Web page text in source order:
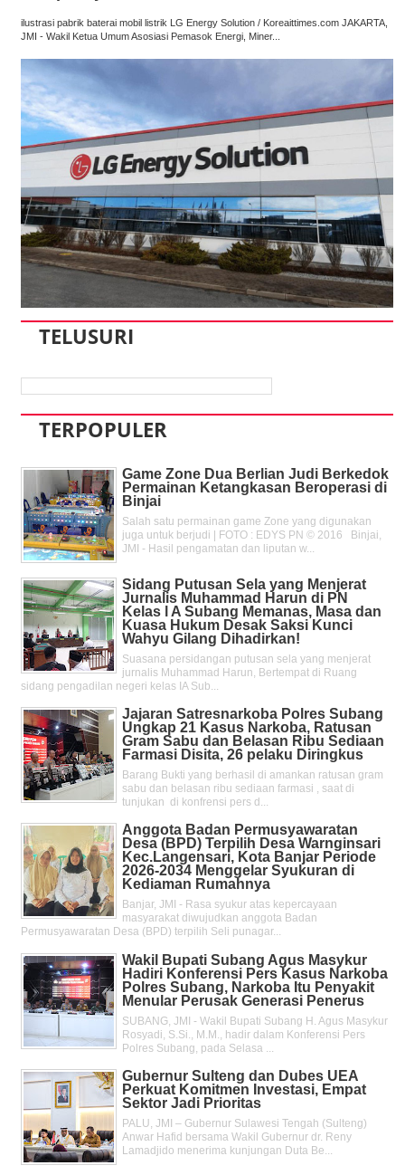
ilustrasi pabrik baterai mobil listrik LG Energy Solution / Koreaittimes.com JAKARTA,
JMI - Wakil Ketua Umum Asosiasi Pemasok Energi, Miner...
TELUSURI
TERPOPULER
Game Zone Dua Berlian Judi Berkedok
Permainan Ketangkasan Beroperasi di
Binjai
Salah satu permainan game Zone yang digunakan
juga untuk berjudi | FOTO : EDYS PN © 2016 Binjai,
JMI - Hasil pengamatan dan liputan w...
Sidang Putusan Sela yang Menjerat
Jurnalis Muhammad Harun di PN
Kelas l A Subang Memanas, Masa dan
Kuasa Hukum Desak Saksi Kunci
Wahyu Gilang Dihadirkan!
Suasana persidangan putusan sela yang menjerat
jurnalis Muhammad Harun, Bertempat di Ruang
sidang pengadilan negeri kelas IA Sub...
Jajaran Satresnarkoba Polres Subang
Ungkap 21 Kasus Narkoba, Ratusan
Gram Sabu dan Belasan Ribu Sediaan
Farmasi Disita, 26 pelaku Diringkus
Barang Bukti yang berhasil di amankan ratusan gram
sabu dan belasan ribu sediaan farmasi , saat di
tunjukan di konfrensi pers d...
Anggota Badan Permusyawaratan
Desa (BPD) Terpilih Desa Warnginsari
Kec.Langensari, Kota Banjar Periode
2026-2034 Menggelar Syukuran di
Kediaman Rumahnya
Banjar, JMI - Rasa syukur atas kepercayaan
masyarakat diwujudkan anggota Badan
Permusyawaratan Desa (BPD) terpilih Seli punagar...
Wakil Bupati Subang Agus Masykur
Hadiri Konferensi Pers Kasus Narkoba
Polres Subang, Narkoba Itu Penyakit
Menular Perusak Generasi Penerus
SUBANG, JMI - Wakil Bupati Subang H. Agus Masykur
Rosyadi, S.Si., M.M., hadir dalam Konferensi Pers
Polres Subang, pada Selasa ...
Gubernur Sulteng dan Dubes UEA
Perkuat Komitmen Investasi, Empat
Sektor Jadi Prioritas
PALU, JMI – Gubernur Sulawesi Tengah (Sulteng)
Anwar Hafid bersama Wakil Gubernur dr. Reny
Lamadjido menerima kunjungan Duta Be...